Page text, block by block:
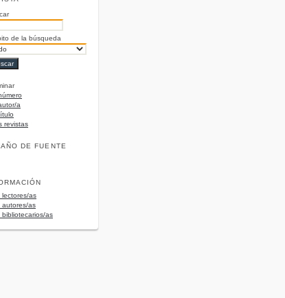
de la búsqueda
a
revistas
DE FUENTE
lectores/as
autores/as
bibliotecarios/as